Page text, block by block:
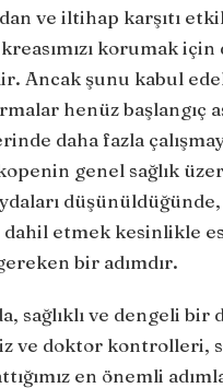
ve iltihap karşıtı
korumak için
Ancak şunu kabul
henüz başlangıç
daha fazla
genel sağlık
etmek kesinlikle es
bir adımdır.
sağlıklı ve dengeli bir
ve doktor kontrolleri,
en önemli